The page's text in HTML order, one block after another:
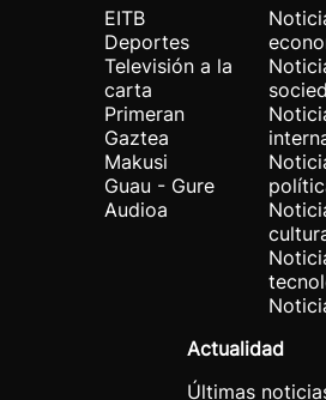
EITB
Deportes
Televisión a la
carta
Primeran
Gaztea
Makusi
Guau - Gure
Audioa
Actualidad
Últimas